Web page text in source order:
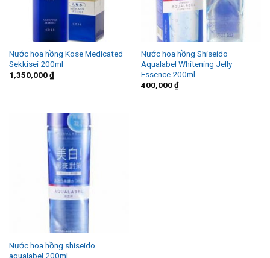
Nước hoa hồng Kose Medicated
Sekkisei 200ml
1,350,000₫
Nước hoa hồng Shiseido
Aqualabel Whitening Jelly
Essence 200ml
400,000₫
Nước hoa hồng shiseido
aqualabel 200ml